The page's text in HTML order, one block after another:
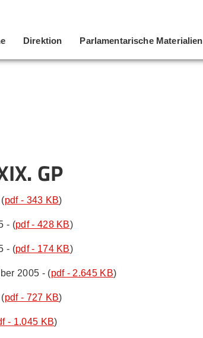
Direktion Parlamentarische Materialien
GP
pdf - 343 KB)
- (pdf - 428 KB)
- (pdf - 174 KB)
2005 - (pdf - 2.645 KB)
pdf - 727 KB)
- 1.045 KB)